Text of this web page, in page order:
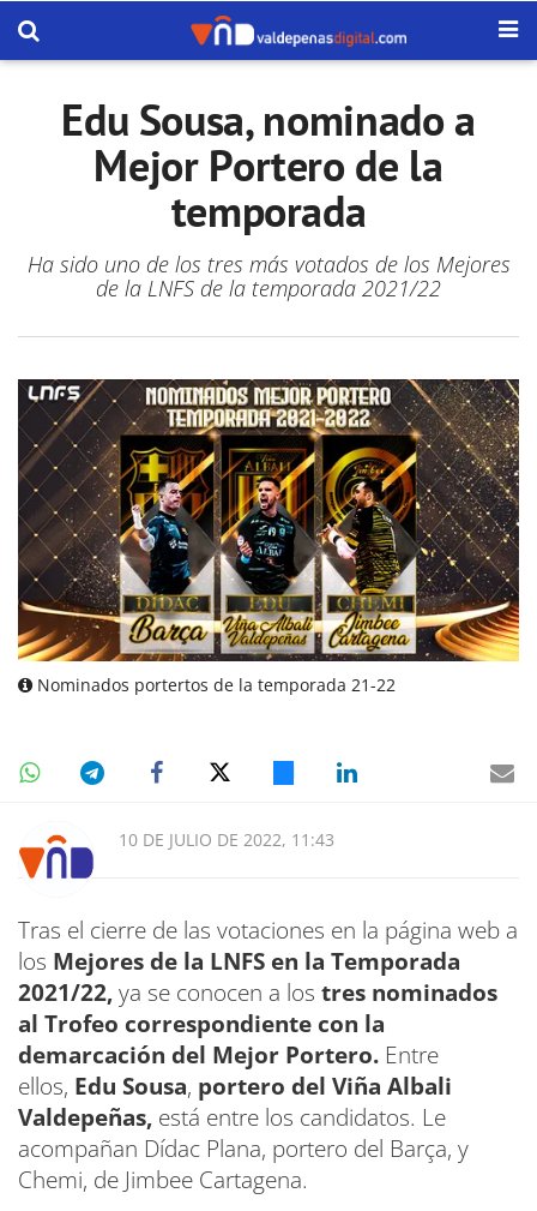
Edu Sousa, nominado a
Mejor Portero de la
temporada
Ha sido uno de los tres más votados de los Mejores
de la LNFS de la temporada 2021/22
Nominados portertos de la temporada 21-22
10 DE JULIO DE 2022, 11:43
Tras el cierre de las votaciones en la página web a
los Mejores de la LNFS en la Temporada
2021/22,ya se conocen a los tres nominados
al Trofeo correspondiente con la
demarcación del Mejor Portero. Entre
ellos, Edu Sousa, portero del Viña Albali
Valdepeñas, está entre los candidatos. Le
acompañan Dídac Plana, portero del Barça, y
Chemi, de Jimbee Cartagena.